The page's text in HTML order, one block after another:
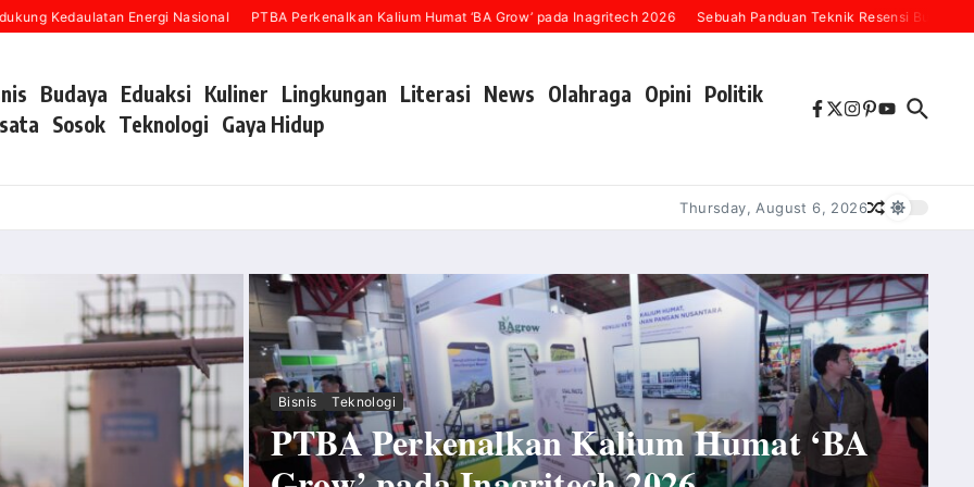
Energi Nasional PTBA Perkenalkan Kalium Humat ‘BA Grow’ pada Inagritech 2026 Sebuah Panduan Teknik Resensi Buku (“Karena
Budaya Eduaksi Kuliner Lingkungan Literasi News Olahraga Opini Politik
Sosok Teknologi Gaya Hidup
Thursday, August 6, 2026
Bisnis Teknologi
PTBA Perkenalkan Kalium Humat ‘BA